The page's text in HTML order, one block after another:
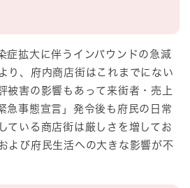
症拡大に伴うインバウンドの急減
り、府内商店街はこれまでにない
被害の影響もあって来街者・売上
急事態宣言」発令後も府民の日常
ている商店街は厳しさを増してお
よび府民生活への大きな影響が不